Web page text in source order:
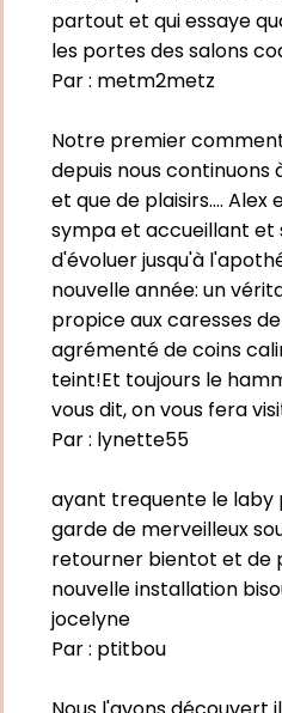
partout et qui essaye
les portes des salons
Par : metm2metz
Notre premier
depuis nous
et que de plaisirs.... Alex
sympa et accueillant et
d'évoluer jusqu'à
nouvelle année: un
propice aux caresses
agrémenté de coins
teint!Et toujours le
vous dit, on vous fera
Par : lynette55
ayant trequente le laby
garde de merveilleux
retourner bientot et de
nouvelle installation
jocelyne
Par : ptitbou